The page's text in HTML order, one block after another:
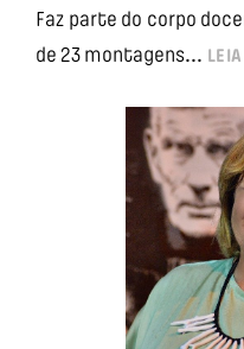
Faz parte do corpo
de 23 montagens...